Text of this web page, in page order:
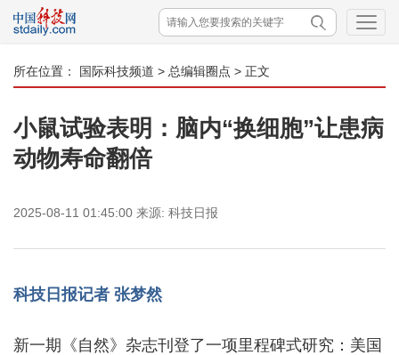
所在位置： 国际科技频道 > 总编辑圈点 > 正文
小鼠试验表明：脑内“换细胞”让患病
动物寿命翻倍
2025-08-11 01:45:00 来源: 科技日报
科技日报记者 张梦然
新一期《自然》杂志刊登了一项里程碑式研究：美国